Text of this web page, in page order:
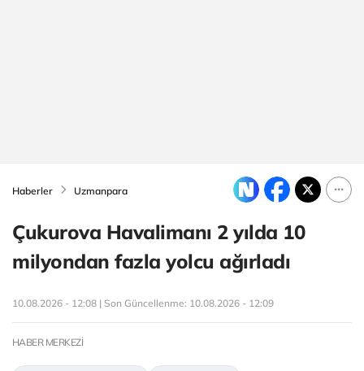
Haberler Uzmanpara
Çukurova Havalimanı 2 yılda 10
milyondan fazla yolcu ağırladı
10.08.2026 - 12:08 | Son Güncellenme: 10.08.2026 - 12:09
HABER MERKEZİ